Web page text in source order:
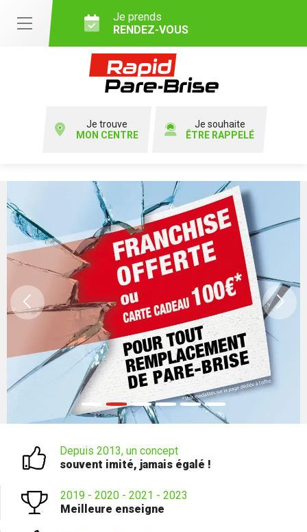
Je prends
RENDEZ-VOUS
Je trouve
MON CENTRE
Je souhaite
ÊTRE RAPPELÉ
Previous
Depuis 2013, un concept
souvent imité, jamais égalé !
2019 - 2020 - 2021 - 2023
Meilleure enseigne